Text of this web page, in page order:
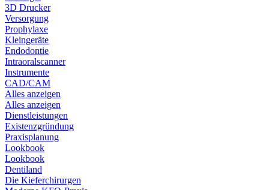
3D Drucker
Versorgung
Prophylaxe
Kleingeräte
Endodontie
Intraoralscanner
Instrumente
CAD/CAM
Alles anzeigen
Alles anzeigen
Dienstleistungen
Existenzgründung
Praxisplanung
Lookbook
Lookbook
Dentiland
Die Kieferchirurgen